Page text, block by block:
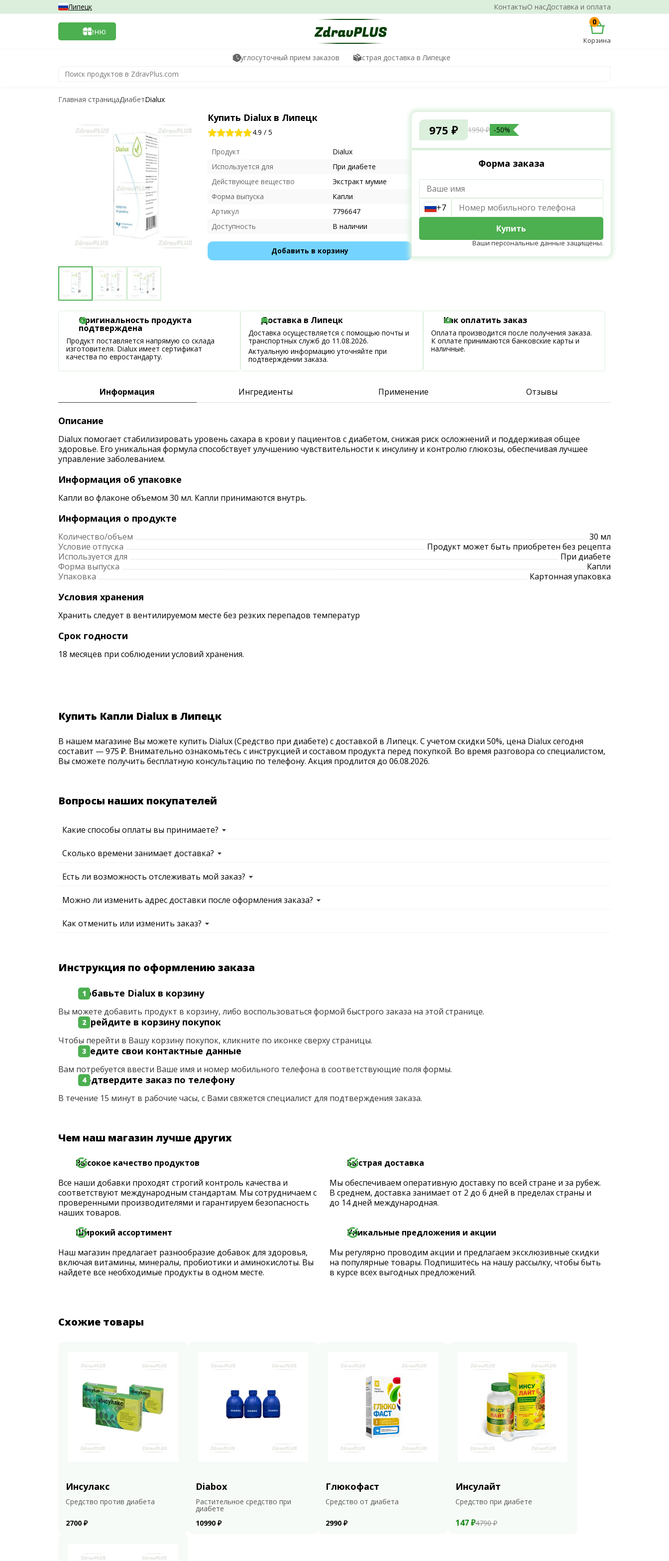
КонтактыО насДоставка и оплата
Липецк
Меню
0
Корзина
Круглосуточный прием заказов Быстрая доставка в Липецке
Главная страницаДиабетDialux
Купить Dialux в Липецк
4.9 / 5
Продукт
Dialux
Используется для
При диабете
Действующее вещество
Экстракт мумие
Форма выпуска
Капли
Артикул
7796647
Доступность
В наличии
Добавить в корзину
975 ₽ 1950 ₽ -50%
Форма заказа
+7
Купить
Ваши персональные данные защищены.
Оригинальность продукта
подтверждена
Продукт поставляется напрямую со склада
изготовителя. Dialux имеет сертификат
качества по евростандарту.
Доставка в Липецк
Доставка осуществляется с помощью почты и
транспортных служб до 11.08.2026.
Актуальную информацию уточняйте при
подтверждении заказа.
Как оплатить заказ
Оплата производится после получения заказа.
К оплате принимаются банковские карты и
наличные.
Информация Ингредиенты Применение Отзывы
Описание
Dialux помогает стабилизировать уровень сахара в крови у пациентов с диабетом, снижая риск осложнений и поддерживая общее
здоровье. Его уникальная формула способствует улучшению чувствительности к инсулину и контролю глюкозы, обеспечивая лучшее
управление заболеванием.
Информация об упаковке
Капли во флаконе объемом 30 мл. Капли принимаются внутрь.
Информация о продукте
Количество/объем
30 мл
Условие отпуска
Продукт может быть приобретен без рецепта
Используется для
При диабете
Форма выпуска
Капли
Упаковка
Картонная упаковка
Условия хранения
Хранить следует в вентилируемом месте без резких перепадов температур
Срок годности
18 месяцев при соблюдении условий хранения.
Купить Капли Dialux в Липецк
В нашем магазине Вы можете купить Dialux (Средство при диабете) с доставкой в Липецк. С учетом скидки 50%, цена Dialux сегодня
составит — 975 ₽. Внимательно ознакомьтесь с инструкцией и составом продукта перед покупкой. Во время разговора со специалистом,
Вы сможете получить бесплатную консультацию по телефону. Акция продлится до 06.08.2026.
Вопросы наших покупателей
Какие способы оплаты вы принимаете?
Сколько времени занимает доставка?
Есть ли возможность отслеживать мой заказ?
Можно ли изменить адрес доставки после оформления заказа?
Как отменить или изменить заказ?
Инструкция по оформлению заказа
Добавьте Dialux в корзину
Вы можете добавить продукт в корзину, либо воспользоваться формой быстрого заказа на этой странице.
Перейдите в корзину покупок
Чтобы перейти в Вашу корзину покупок, кликните по иконке сверху страницы.
Введите свои контактные данные
Вам потребуется ввести Ваше имя и номер мобильного телефона в соответствующие поля формы.
Подтвердите заказ по телефону
В течение 15 минут в рабочие часы, с Вами свяжется специалист для подтверждения заказа.
Чем наш магазин лучше других
Высокое качество продуктов
Все наши добавки проходят строгий контроль качества и
соответствуют международным стандартам. Мы сотрудничаем с
проверенными производителями и гарантируем безопасность
наших товаров.
Быстрая доставка
Мы обеспечиваем оперативную доставку по всей стране и за рубеж.
В среднем, доставка занимает от 2 до 6 дней в пределах страны и
до 14 дней международная.
Широкий ассортимент
Наш магазин предлагает разнообразие добавок для здоровья,
включая витамины, минералы, пробиотики и аминокислоты. Вы
найдете все необходимые продукты в одном месте.
Уникальные предложения и акции
Мы регулярно проводим акции и предлагаем эксклюзивные скидки
на популярные товары. Подпишитесь на нашу рассылку, чтобы быть
в курсе всех выгодных предложений.
Схожие товары
Инсулакс
Средство против диабета
2700 ₽
Diabox
Растительное средство при
диабете
10990 ₽
Глюкофаст
Средство от диабета
2990 ₽
Инсулайт
Средство при диабете
147 ₽4790 ₽